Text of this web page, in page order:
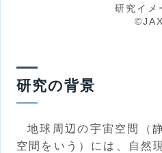
研究イメ
研究の背景
地球周辺の宇宙空間（
空間をいう）には、自然